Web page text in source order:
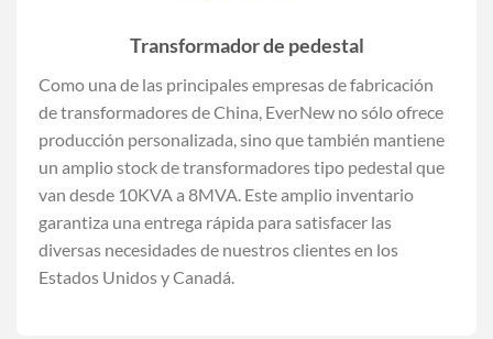
Transformador de pedestal
Como una de las principales empresas de fabricación
de transformadores de China, EverNew no sólo ofrece
producción personalizada, sino que también mantiene
un amplio stock de transformadores tipo pedestal que
van desde 10KVA a 8MVA. Este amplio inventario
garantiza una entrega rápida para satisfacer las
diversas necesidades de nuestros clientes en los
Estados Unidos y Canadá.